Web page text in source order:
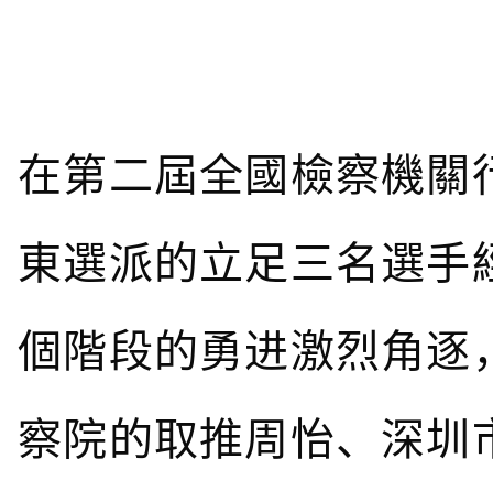
在第二屆全國檢察機關
東選派的立足三名選手
個階段的勇进激烈角逐
察院的取推周怡、深圳